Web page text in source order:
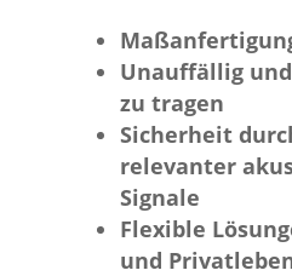
Unauffällig
zu tragen
Sicherheit
relevanter
Signale
Flexible
und